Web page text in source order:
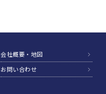
会社概要・地図
お問い合わせ